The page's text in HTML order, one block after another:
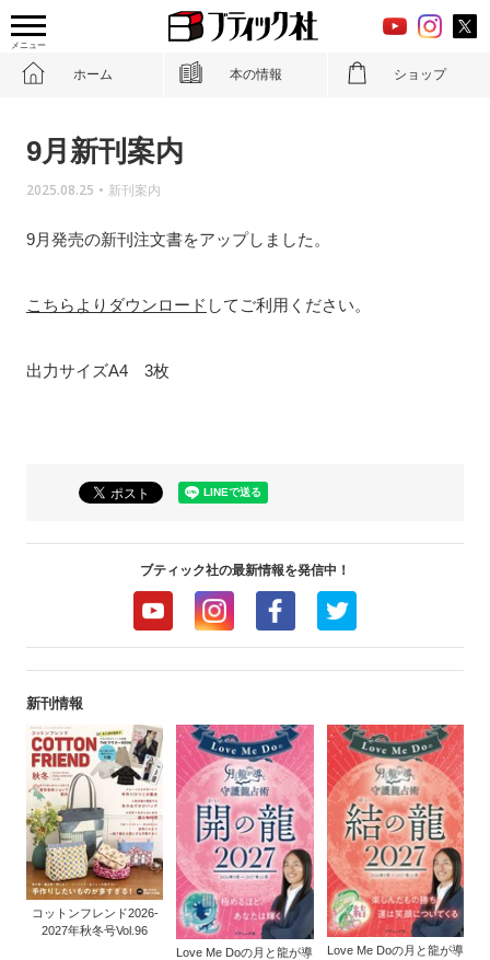
メニュー
ホーム 本の情報 ショップ
9月新刊案内
2025.08.25 • 新刊案内
9月発売の新刊注文書をアップしました。
こちらよりダウンロード してご利用ください。
出力サイズA4 3枚
ブティック社の最新情報を発信中！
新刊情報
コットンフレンド2026-
2027年秋冬号Vol.96
Love Me Doの月と龍が導
Love Me Doの月と龍が導